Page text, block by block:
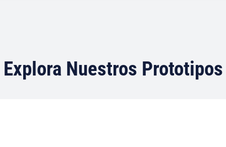
Explora Nuestros Prototipos